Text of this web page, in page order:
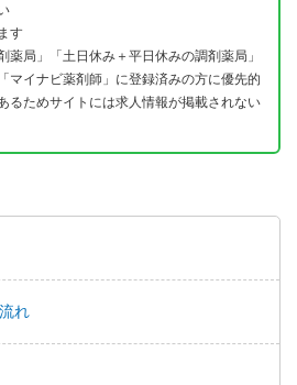
す
薬局」「土日休み＋平日休みの調剤薬局」
マイナビ薬剤師」に登録済みの方に優先的
るためサイトには求人情報が掲載されない
れ